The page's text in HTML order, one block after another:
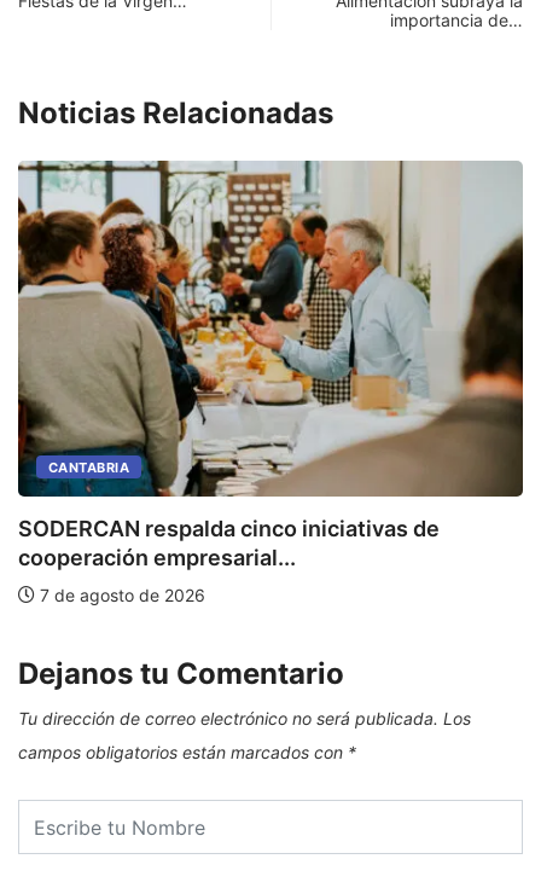
importancia de…
Noticias Relacionadas
CANTABRIA
SODERCAN respalda cinco iniciativas de
cooperación empresarial...
7 de agosto de 2026
Dejanos tu Comentario
Tu dirección de correo electrónico no será publicada. Los
campos obligatorios están marcados con *